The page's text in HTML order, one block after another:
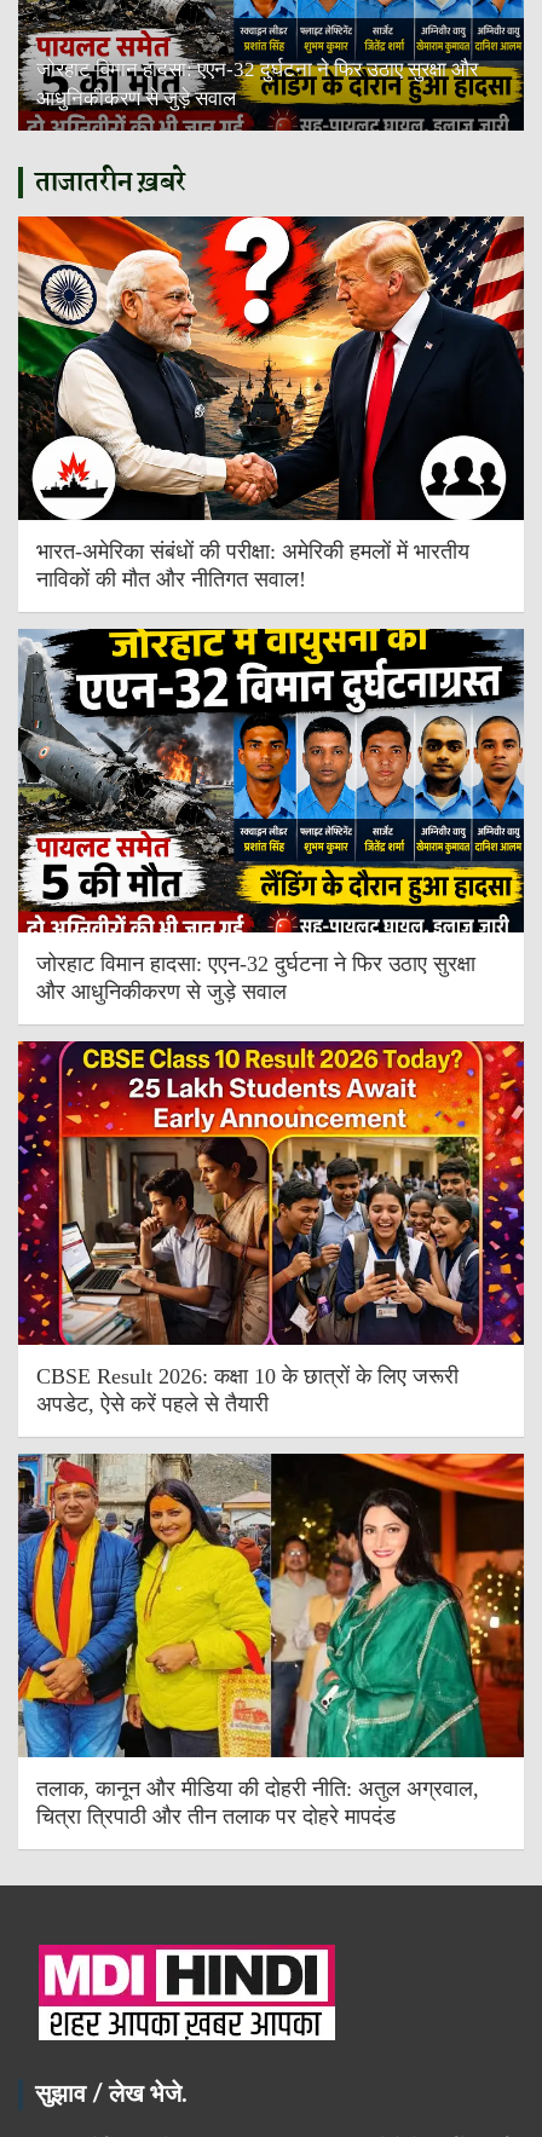
जोरहाट विमान हादसा: एएन-32 दुर्घटना ने फिर उठाए सुरक्षा और
आधुनिकीकरण से जुड़े सवाल
ताजातरीन ख़बरे
भारत-अमेरिका संबंधों की परीक्षा: अमेरिकी हमलों में भारतीय
नाविकों की मौत और नीतिगत सवाल!
जोरहाट विमान हादसा: एएन-32 दुर्घटना ने फिर उठाए सुरक्षा
और आधुनिकीकरण से जुड़े सवाल
CBSE Result 2026: कक्षा 10 के छात्रों के लिए जरूरी
अपडेट, ऐसे करें पहले से तैयारी
तलाक, कानून और मीडिया की दोहरी नीति: अतुल अग्रवाल,
चित्रा त्रिपाठी और तीन तलाक पर दोहरे मापदंड
सुझाव / लेख भेजे.